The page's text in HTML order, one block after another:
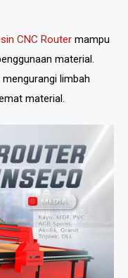
CNC Router mampu
material.
limbah
material.